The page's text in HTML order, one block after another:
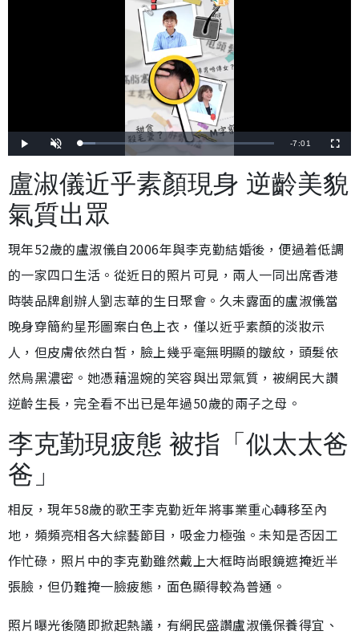
播
放
開
啟
載
入
畢
:
.
7
0
%
剩
時
-7:01
全
螢
盧淑儀近乎素顏現身 逆齡美貌
氣質出眾
現年52歲的盧淑儀自2006年與李克勤結婚後，便過着低調
的一家四口生活。從近日的照片可見，兩人一同出席香港
時裝品牌創辦人劉志華的生日聚會。久未露面的盧淑儀當
晚身穿簡約星形圖案白色上衣，僅以近乎素顏的淡妝示
人，但皮膚依然白皙，臉上幾乎毫無明顯的皺紋，頭髮依
然烏黑濃密。她憑藉溫婉的笑容與出眾氣質，被網民大讚
逆齡生長，完全看不出已是年過50歲的兩子之母。
李克勤現疲態 被指「似太太爸
爸」
相反，現年58歲的歌王李克勤近年將事業重心轉移至內
地，頻頻亮相各大綜藝節目，吸金力極強。未知是否因工
作忙碌，照片中的李克勤雖然戴上大框時尚眼鏡遮掩近半
張臉，但仍難掩一臉疲態，面色顯得較為普通。
照片曝光後隨即掀起熱議，有網民盛讚盧淑儀保養得宜、